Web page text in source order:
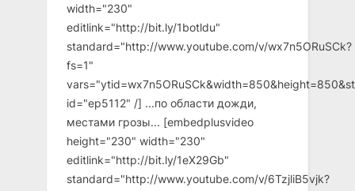
width="230"
editlink="http://bit.ly/1botldu"
standard="http://www.youtube.com/v/wx7n5ORuSCk?
fs=1"
id="ep5112" /] ...по области дожди,
местами грозы... [embedplusvideo
height="230" width="230"
editlink="http://bit.ly/1eX29Gb"
standard="http://www.youtube.com/v/6TzjliB5vjk?